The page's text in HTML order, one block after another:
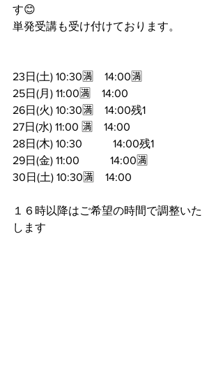
す😊
単発受講も受け付けております。
23日(土) 10:30🈵    14:00🈵
25日(月) 11:00🈵　14:00
26日(火) 10:30🈵    14:00残1
27日(水) 11:00 🈵　14:00
28日(木) 10:30           14:00残1
29日(金) 11:00           14:00🈵
30日(土) 10:30🈵　14:00
１６時以降はご希望の時間で調整いた
します